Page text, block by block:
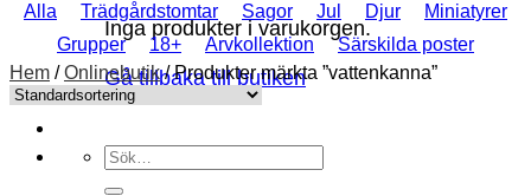
Inga produkter i varukorgen.
Gå tillbaka till butiken
Sök
efter:
Alla Trädgårdstomtar Sagor Jul Djur
Miniatyrer
Grupper
18+ Arvkollektion
Särskilda poster
Hem / Onlinebutik /Produkter märkta ”vattenkanna”